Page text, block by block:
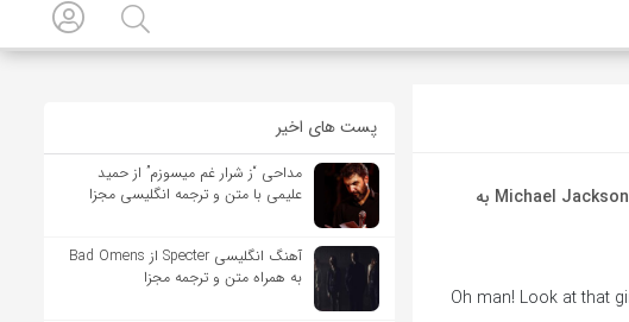
آهنگ انگلیسی You Rock My World از Michael Jackson به
Oh man! Look at that
پست های اخیر
مداحی “ز شرار غم میسوزم” از حمید
علیمی با متن و ترجمه انگلیسی مجزا
آهنگ انگلیسی Specter از Bad Omens
به همراه متن و ترجمه مجزا